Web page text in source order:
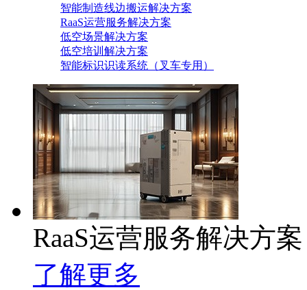
智能制造线边搬运解决方案
RaaS运营服务解决方案
低空场景解决方案
低空培训解决方案
智能标识识读系统（叉车专用）
RaaS运营服务解决方案
了解更多